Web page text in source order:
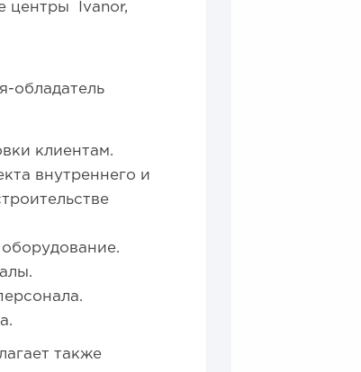
центры Ivanor,
обладатель
клиентам.
внутреннего и
также